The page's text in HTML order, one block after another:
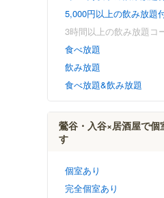
5,000円以上の飲み放題
3時間以上の飲み放題コ
食べ放題
飲み放題
食べ放題&飲み放題
鶯谷・入谷×居酒屋で個
す
個室あり
完全個室あり